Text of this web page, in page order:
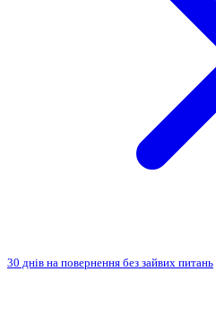
30 днів на повернення без зайвих питань